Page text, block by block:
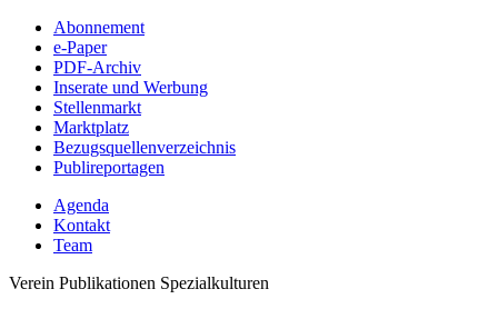
Abonnement
e-Paper
PDF-Archiv
Inserate und Werbung
Stellenmarkt
Marktplatz
Bezugsquellenverzeichnis
Publireportagen
Agenda
Kontakt
Team
Verein Publikationen Spezialkulturen